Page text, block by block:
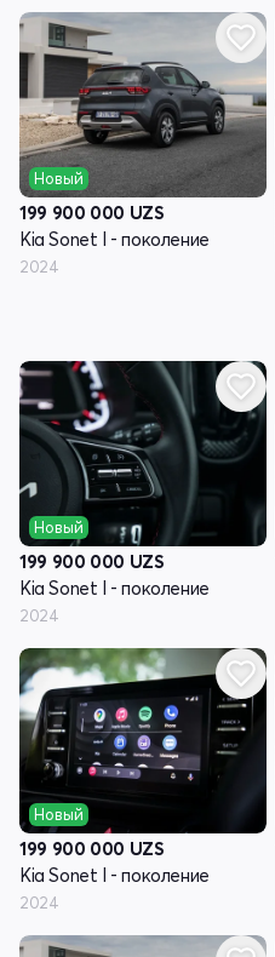
Новый
199 900 000 UZS
Kia Sonet I - поколение
2024
Новый
199 900 000 UZS
Kia Sonet I - поколение
2024
Новый
199 900 000 UZS
Kia Sonet I - поколение
2024